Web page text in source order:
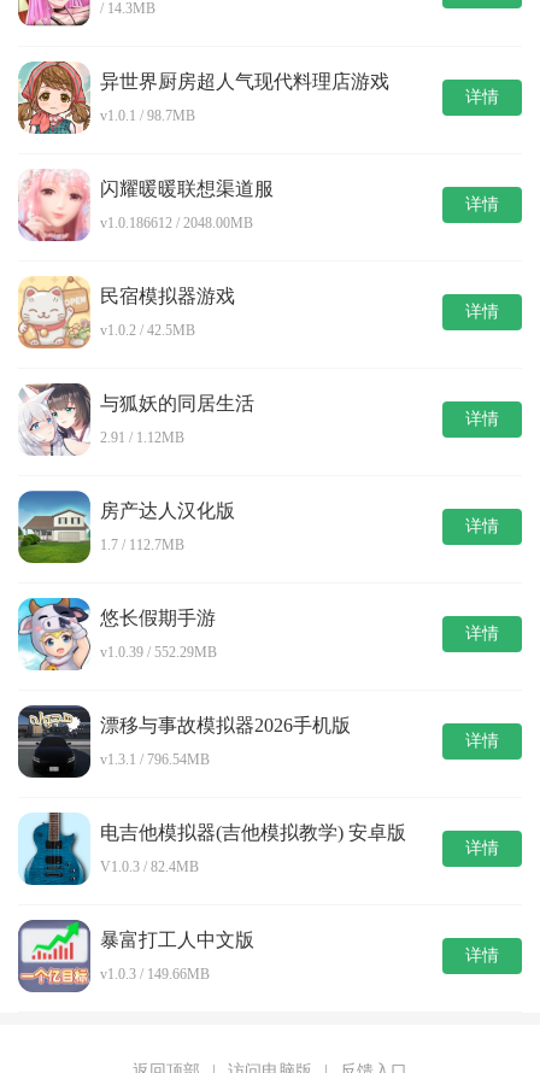
/ 14.3MB
异世界厨房超人气现代料理店游戏
v1.0.1 / 98.7MB
详情
闪耀暖暖联想渠道服
v1.0.186612 / 2048.00MB
详情
民宿模拟器游戏
v1.0.2 / 42.5MB
详情
与狐妖的同居生活
2.91 / 1.12MB
详情
房产达人汉化版
1.7 / 112.7MB
详情
悠长假期手游
v1.0.39 / 552.29MB
详情
漂移与事故模拟器2026手机版
v1.3.1 / 796.54MB
详情
电吉他模拟器(吉他模拟教学) 安卓版
V1.0.3 / 82.4MB
详情
暴富打工人中文版
v1.0.3 / 149.66MB
详情